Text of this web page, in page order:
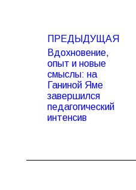
записям
ПРЕДЫДУЩАЯ
Предыдущая
запись:
Вдохновение,
опыт и новые
смыслы: на
Ганиной Яме
завершился
педагогический
интенсив